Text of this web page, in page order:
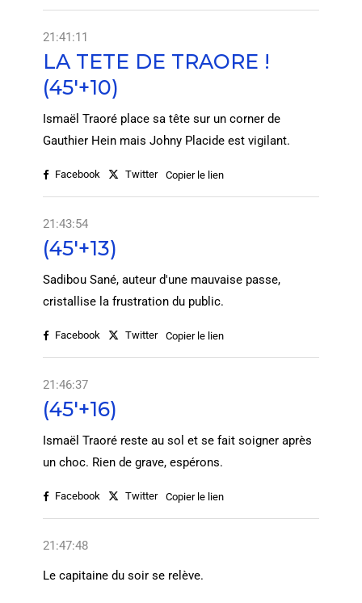
21:41:11
LA TETE DE TRAORE !
(45'+10)
Ismaël Traoré place sa tête sur un corner de
Gauthier Hein mais Johny Placide est vigilant.
Facebook Twitter Copier le lien
21:43:54
(45'+13)
Sadibou Sané, auteur d'une mauvaise passe,
cristallise la frustration du public.
Facebook Twitter Copier le lien
21:46:37
(45'+16)
Ismaël Traoré reste au sol et se fait soigner après
un choc. Rien de grave, espérons.
Facebook Twitter Copier le lien
21:47:48
Le capitaine du soir se relève.